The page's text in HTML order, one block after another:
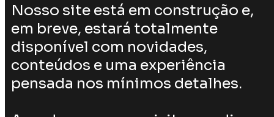
Nosso site está em construção e,
em breve, estará totalmente
disponível com novidades,
conteúdos e uma experiência
pensada nos mínimos detalhes.